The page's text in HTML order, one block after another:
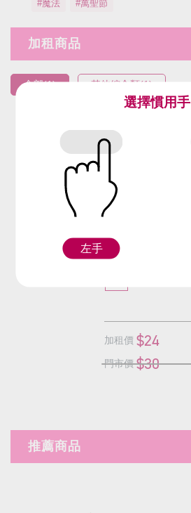
#魔法 #萬聖節
加租商品
全部(1) 其他綜合類(1)
魔法杖
加租價 $24
門市價 $30
推薦商品
選擇慣用手
左手